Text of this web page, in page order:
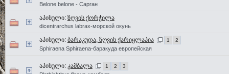
Belone belone - Сарган
აპინული: ზღვის ქორჭილა
dicentrarchus labrax-морской окунь
აპინული: ბარაკუდა, ზღვის ქარიყლაპია 1 2
Sphiraena Sphiraena-баракуда европейская
აპინული: კამბალა 1 2 3